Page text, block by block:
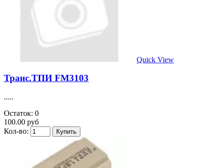
Quick View
Транс.ТПИ FM3103
.....
Остаток: 0
100.00 руб
Кол-во: